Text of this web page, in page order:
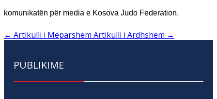
komunikatën për media e Kosova Judo Federation.
← Artikulli i Mëparshëm Artikulli i Ardhshëm →
PUBLIKIME